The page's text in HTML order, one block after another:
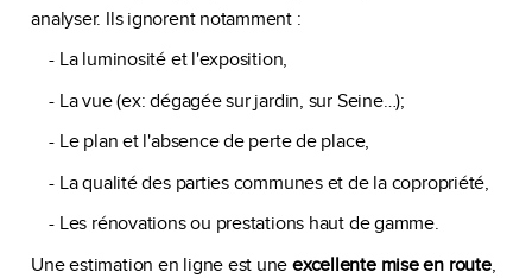
analyser. Ils ignorent notamment :
- La luminosité et l'exposition,
- La vue (ex: dégagée sur jardin, sur Seine…);
- Le plan et l'absence de perte de place,
- La qualité des parties communes et de la copropriété,
- Les rénovations ou prestations haut de gamme.
Une estimation en ligne est uneexcellente mise en route,